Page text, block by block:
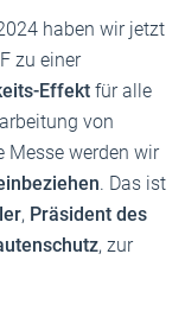
haben wir jetzt
zu einer
Effekt für alle
von
Messe werden wir
. Das ist
, Präsident des
, zur